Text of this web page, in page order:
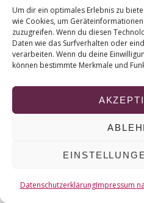
Um dir ein optimales Erlebnis zu
wie Cookies, um
zuzugreifen. Wenn du diesen
Daten wie das Surfverhalten oder
verarbeiten. Wenn du deine
können bestimmte Merkmale und
DatenschutzerklärungImpressum
© 2026
NACH